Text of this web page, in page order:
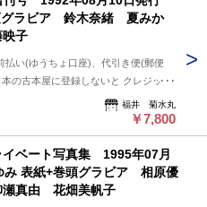
は 祭日明け発送になります。 ※※※
らせ致します。 追跡番号から荷物の
--保管期間について-- 此方から連絡
す。 5日間内、購入手続き頂ければ幸
も手続き頂けない場合は キャンセル
ーパックライト 430円 ※追跡番号あ
・レターパックプラス 600円 ※追
方により変わります。 (下記紹介部分
時間指定ご希望の場合 ※※郵便局
き可能です。 --発送について-- 振込確
送致します。 ※郵便局ご利用の場合、
は 祭日明け発送になります。 ※※※
らせ致します。 追跡番号から荷物の
--保管期間について-- 此方から連絡
グラビア 鈴木奈緒 夏みか
映子
払い(ゆうちょ口座)、代引き便(郵便
の古本屋に登録しないと クレジット
ます。 非会員の方は支払い方法を
引換」でご利用下さい。 --状態につい
(傷/汚れ/折れ/破れ/使用感等)は ある
え、 購入ご検討頂ければ幸いです。
ーパックライト 430円 ※追跡番号あ
函 ・レターパックプラス 600円 ※追
福井 菊水丸
￥7,800
ベート写真集 1995年07月
表紙+巻頭グラビア 相原優
真由 花畑美帆子